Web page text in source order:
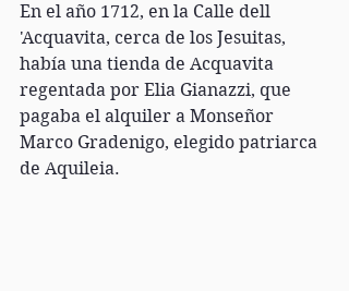
En el año 1712, en la Calle dell
'Acquavita, cerca de los Jesuitas,
había una tienda de Acquavita
regentada por Elia Gianazzi, que
pagaba el alquiler a Monseñor
Marco Gradenigo, elegido patriarca
de Aquileia.